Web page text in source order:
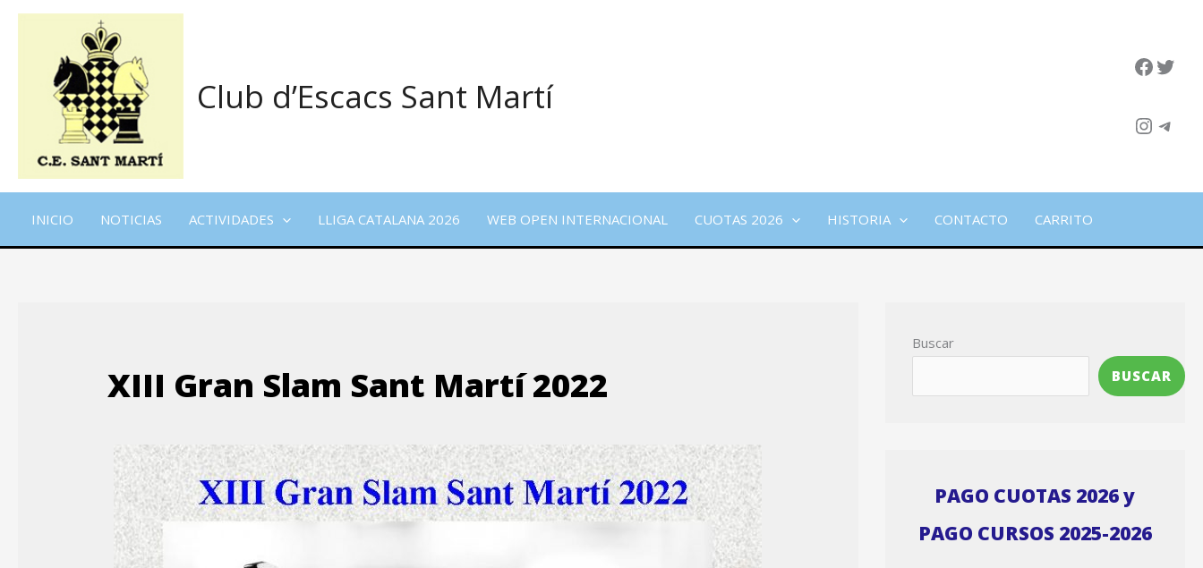
Club d’Escacs Sant Martí
INICIO NOTICIAS ACTIVIDADES LLIGA CATALANA 2026 WEB OPEN INTERNACIONAL CUOTAS 2026 HISTORIA CONTACTO CARRITO
XIII Gran Slam Sant Martí 2022
Buscar
BUSCAR
PAGO CUOTAS 2026 y
PAGO CURSOS 2025-2026